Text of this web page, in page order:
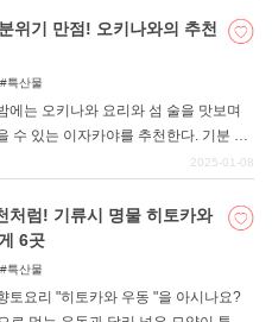
. 반죽과 크림을 고집하는 가게를 엄선
기 바랍니다. 자, 그럼 바로 시작하겠습
위기 만점! 오키나와의 추천
특산물
에는 오키나와 요리와 섬 술을 맛보며
수 있는 이자카야를 추천한다. 기분 좋
름다운 노랫소리에 기분도 점점 좋아
소개합니다.
2025-01-08
처럼! 기류시 명물 히토카와
6곳
특산물
토요리 "히토카와 우동 "을 아시나요?